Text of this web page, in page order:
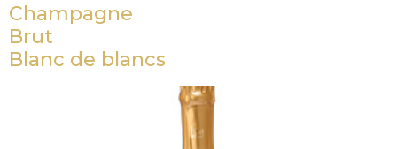
Champagne
Brut
Blanc de blancs